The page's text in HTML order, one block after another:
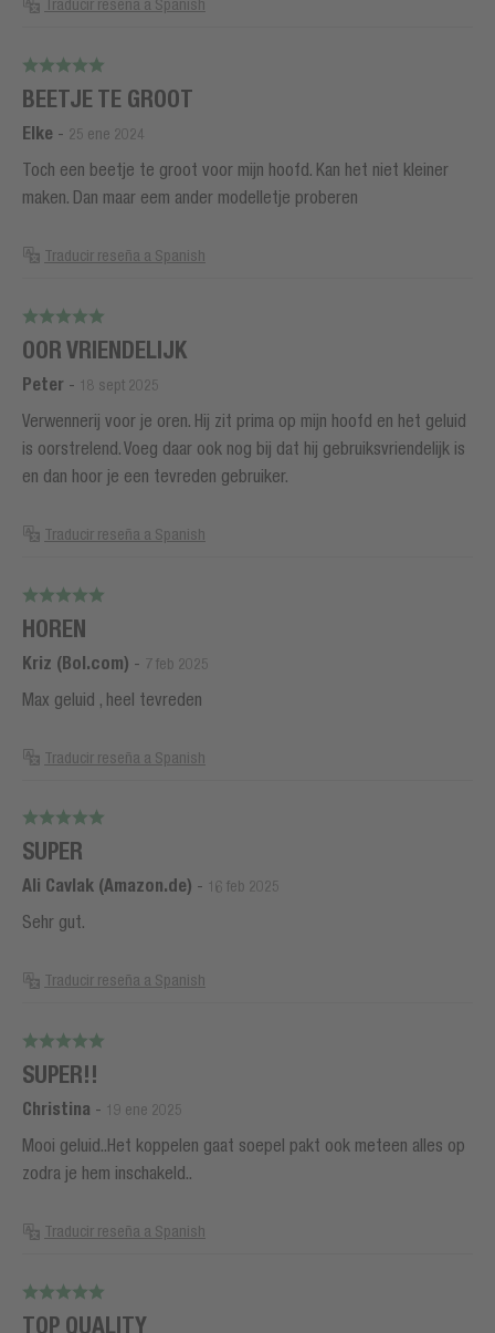
Traducir reseña a Spanish
BEETJE TE GROOT
Elke - 25 ene 2024
Toch een beetje te groot voor mijn hoofd. Kan het niet kleiner
maken. Dan maar eem ander modelletje proberen
Traducir reseña a Spanish
OOR VRIENDELIJK
Peter - 18 sept 2025
Verwennerij voor je oren. Hij zit prima op mijn hoofd en het geluid
is oorstrelend. Voeg daar ook nog bij dat hij gebruiksvriendelijk is
en dan hoor je een tevreden gebruiker.
Traducir reseña a Spanish
HOREN
Kriz (Bol.com) - 7 feb 2025
Max geluid , heel tevreden
Traducir reseña a Spanish
SUPER
Ali Cavlak (Amazon.de) - 16 feb 2025
Sehr gut.
Traducir reseña a Spanish
SUPER!!
Christina - 19 ene 2025
Mooi geluid..Het koppelen gaat soepel pakt ook meteen alles op
zodra je hem inschakeld..
Traducir reseña a Spanish
TOP QUALITY